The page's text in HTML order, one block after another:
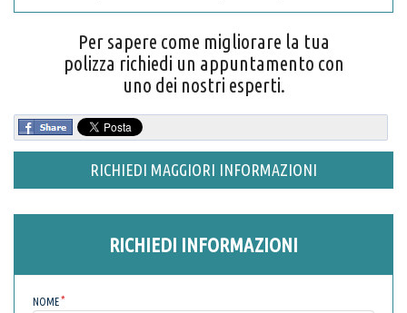
Per sapere come migliorare la tua
polizza richiedi un appuntamento con
uno dei nostri esperti.
RICHIEDI MAGGIORI INFORMAZIONI
RICHIEDI INFORMAZIONI
NOME